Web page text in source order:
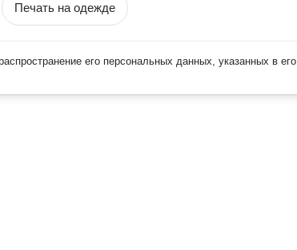
Печать на одежде
его персональных данных, указанных в его